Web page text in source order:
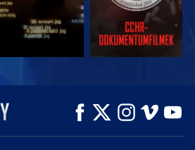
MŰSORNÉZÉS
A SOROZAT
RÉSZEI